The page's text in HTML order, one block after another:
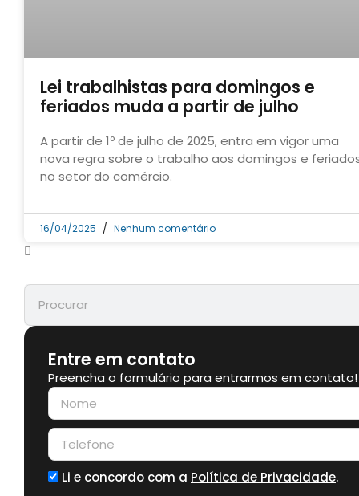
Lei trabalhistas para domingos e
feriados muda a partir de julho
A partir de 1º de julho de 2025, entra em vigor uma
nova regra sobre o trabalho aos domingos e
no setor do comércio.
16/04/2025 Nenhum comentário
Entre em contato
Preencha o formulário para entrarmos em contato!
Li e concordo com a Política de Privacidade.